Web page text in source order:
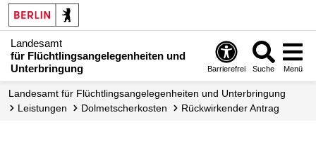
Landesamt
für Flüchtlingsangelegenheiten und
Unterbringung
Barrierefrei Suche Menü
Landesamt für Flüchtlingsangelegenheiten und Unterbringung
Leistungen
Dolmetscher­kosten Rückwirkender Antrag